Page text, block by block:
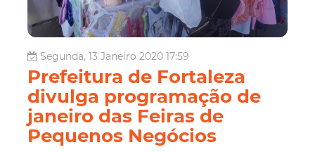
Segunda, 13 Janeiro 2020 17:59
Prefeitura de Fortaleza
divulga programação de
janeiro das Feiras de
Pequenos Negócios